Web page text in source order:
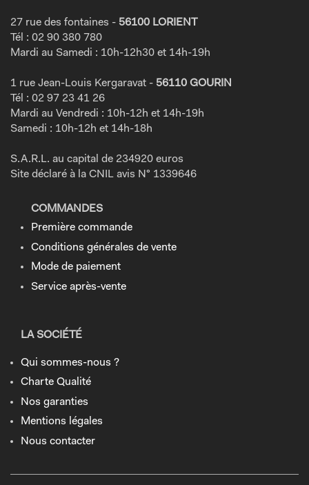
27 rue des fontaines - 56100 LORIENT
Tél : 02 90 380 780
Mardi au Samedi : 10h-12h30 et 14h-19h
1 rue Jean-Louis Kergaravat - 56110 GOURIN
Tél : 02 97 23 41 26
Mardi au Vendredi : 10h-12h et 14h-19h
Samedi : 10h-12h et 14h-18h
S.A.R.L. au capital de 234920 euros
Site déclaré à la CNIL avis N° 1339646
COMMANDES
Première commande
Conditions générales de vente
Mode de paiement
Service après-vente
LA SOCIÉTÉ
Qui sommes-nous ?
Charte Qualité
Nos garanties
Mentions légales
Nous contacter